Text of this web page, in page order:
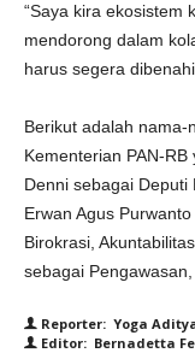
“Saya kira ekosistem
mendorong dalam
harus segera
Berikut adalah nama-
Kementerian PAN-
Denni sebagai Deputi
Erwan Agus
Birokrasi,
sebagai
Reporter: Yoga
Editor: Bernadetta